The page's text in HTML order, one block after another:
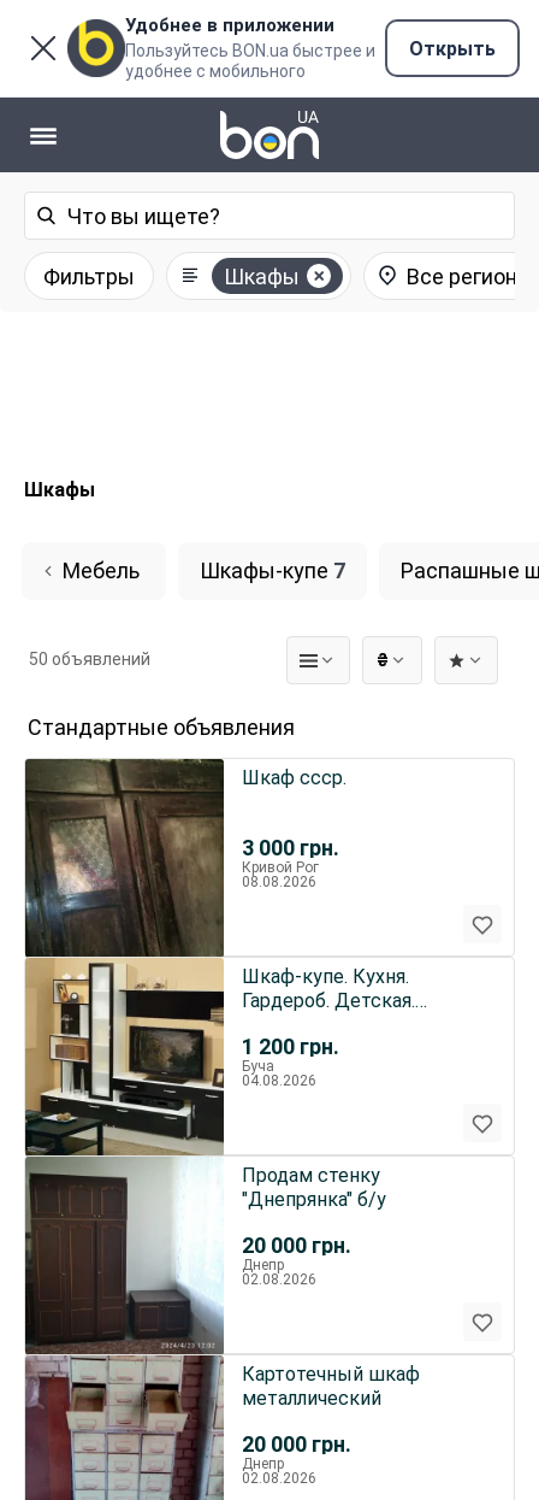
Удобнее в приложении
Пользуйтесь BON.ua быстрее и
удобнее с мобильного
Открыть
Фильтры Шкафы Все регионы
Шкафы
Мебель Шкафы-купе 7 Распашные
₴
50 объявлений
Стандартные объявления
3 000 грн.
Шкаф ссср.
Кривой Рог
08.08.2026
1 200 грн.
Шкаф-купе. Кухня.
Гардероб. Детская.
Буча
04.08.2026
20 000 грн.
Продам стенку
"Днепрянка" б/у
Днепр
02.08.2026
20 000 грн.
Картотечный шкаф
металлический
Днепр
02.08.2026